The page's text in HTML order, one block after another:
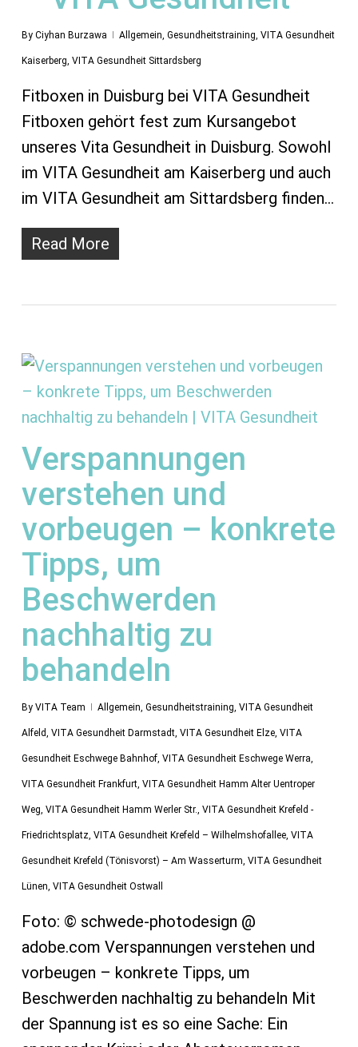
By Ciyhan Burzawa Allgemein, Gesundheitstraining, VITA Gesundheit
Kaiserberg, VITA Gesundheit Sittardsberg
Fitboxen in Duisburg bei VITA Gesundheit
Fitboxen gehört fest zum Kursangebot
unseres Vita Gesundheit in Duisburg. Sowohl
im VITA Gesundheit am Kaiserberg und auch
im VITA Gesundheit am Sittardsberg finden…
Read More
Verspannungen
verstehen und
vorbeugen – konkrete
Tipps, um
Beschwerden
nachhaltig zu
behandeln
By VITA Team Allgemein, Gesundheitstraining, VITA Gesundheit
Alfeld, VITA Gesundheit Darmstadt, VITA Gesundheit Elze, VITA
Gesundheit Eschwege Bahnhof, VITA Gesundheit Eschwege Werra,
VITA Gesundheit Frankfurt, VITA Gesundheit Hamm Alter Uentroper
Weg, VITA Gesundheit Hamm Werler Str., VITA Gesundheit Krefeld -
Friedrichtsplatz, VITA Gesundheit Krefeld – Wilhelmshofallee, VITA
Gesundheit Krefeld (Tönisvorst) – Am Wasserturm, VITA Gesundheit
Lünen, VITA Gesundheit Ostwall
Foto: © schwede-photodesign @
adobe.com Verspannungen verstehen und
vorbeugen – konkrete Tipps, um
Beschwerden nachhaltig zu behandeln Mit
der Spannung ist es so eine Sache: Ein